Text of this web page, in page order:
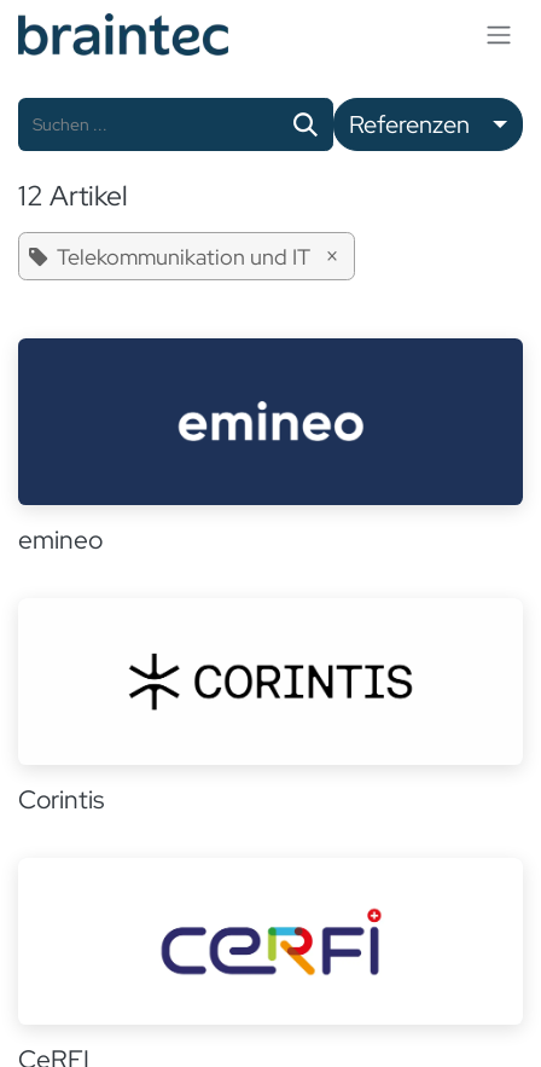
Zum Inhalt springen
Referenzen
12 Artikel
Telekommunikation und IT ×
emineo
Corintis
CeRFI